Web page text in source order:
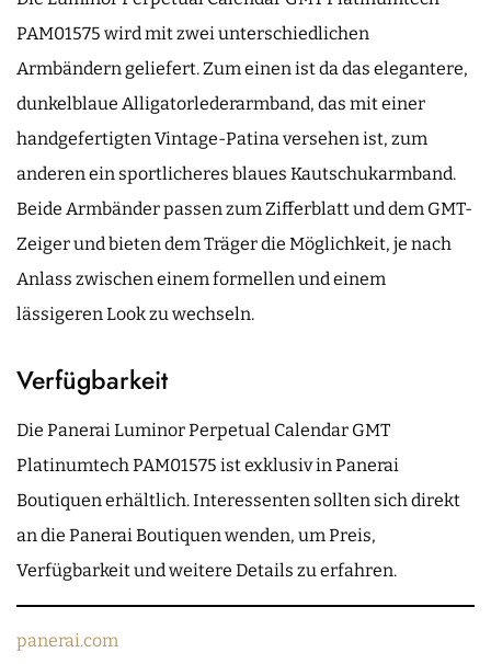
PAM01575 wird mit zwei unterschiedlichen
Armbändern geliefert. Zum einen ist da das elegantere,
dunkelblaue Alligatorlederarmband, das mit einer
handgefertigten Vintage-Patina versehen ist, zum
anderen ein sportlicheres blaues Kautschukarmband.
Beide Armbänder passen zum Zifferblatt und dem GMT-
Zeiger und bieten dem Träger die Möglichkeit, je nach
Anlass zwischen einem formellen und einem
lässigeren Look zu wechseln.
Verfügbarkeit
Die Panerai Luminor Perpetual Calendar GMT
Platinumtech PAM01575 ist exklusiv in Panerai
Boutiquen erhältlich. Interessenten sollten sich direkt
an die Panerai Boutiquen wenden, um Preis,
Verfügbarkeit und weitere Details zu erfahren.
panerai.com